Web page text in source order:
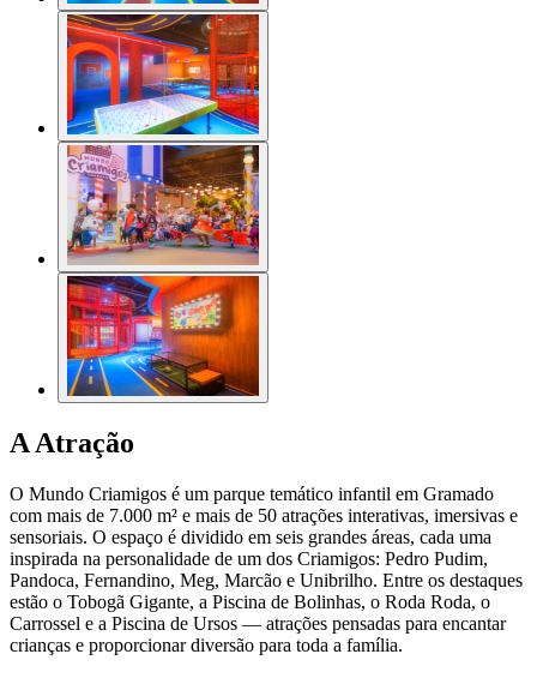
A Atração
O Mundo Criamigos é um parque temático infantil em Gramado
com mais de 7.000 m² e mais de 50 atrações interativas, imersivas e
sensoriais. O espaço é dividido em seis grandes áreas, cada uma
inspirada na personalidade de um dos Criamigos: Pedro Pudim,
Pandoca, Fernandino, Meg, Marcão e Unibrilho. Entre os destaques
estão o Tobogã Gigante, a Piscina de Bolinhas, o Roda Roda, o
Carrossel e a Piscina de Ursos — atrações pensadas para encantar
crianças e proporcionar diversão para toda a família.